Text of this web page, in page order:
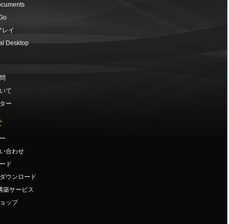
レイ
Desktop
て
ー
合わせ
ド
ウンロード
築サービス
ップ